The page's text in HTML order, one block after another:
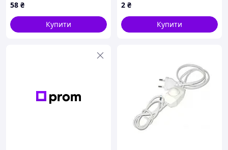
58 ₴
Купити
2 ₴
Купити